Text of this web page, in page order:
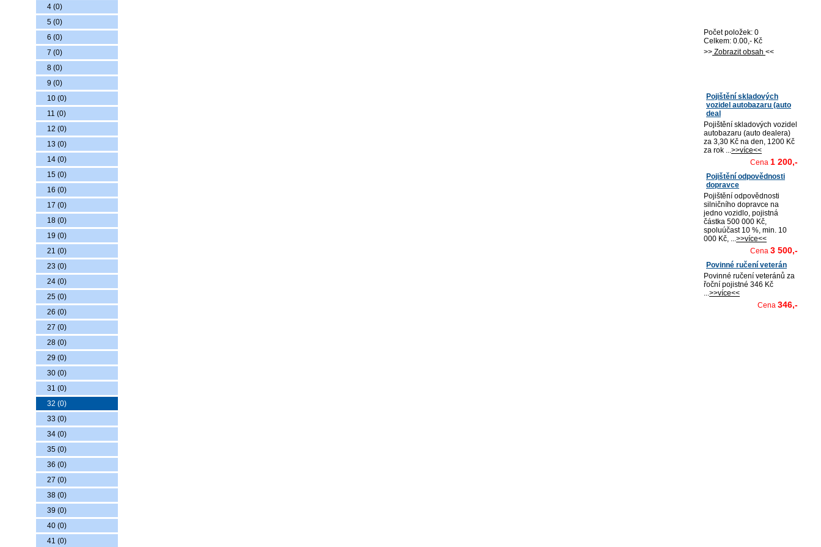
4 (0)
5 (0)
6 (0)
7 (0)
8 (0)
9 (0)
10 (0)
11 (0)
12 (0)
13 (0)
14 (0)
15 (0)
16 (0)
17 (0)
18 (0)
19 (0)
21 (0)
23 (0)
24 (0)
25 (0)
26 (0)
27 (0)
28 (0)
29 (0)
30 (0)
31 (0)
32 (0)
33 (0)
34 (0)
35 (0)
36 (0)
27 (0)
38 (0)
39 (0)
40 (0)
41 (0)
Počet položek: 0
Celkem: 0.00,- Kč
>> Zobrazit obsah <<
Pojištění skladových
vozidel autobazaru (auto
deal
Pojištění skladových vozidel
autobazaru (auto dealera)
za 3,30 Kč na den, 1200 Kč
za rok ...>>více<<
Cena 1 200,-
Pojištění odpovědnosti
dopravce
Pojištění odpovědnosti
silničního dopravce na
jedno vozidlo, pojistná
částka 500 000 Kč,
spoluúčast 10 %, min. 10
000 Kč, ...>>více<<
Cena 3 500,-
Povinné ručení veterán
Povinné ručení veteránů za
řoční pojistné 346 Kč
...>>více<<
Cena 346,-